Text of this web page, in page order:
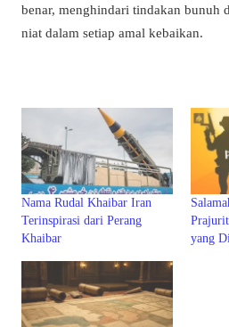
benar, menghindari tindakan bunuh
niat dalam setiap amal kebaikan.
Nama Rudal Khaibar Iran
Terinspirasi dari Perang
Khaibar
yang